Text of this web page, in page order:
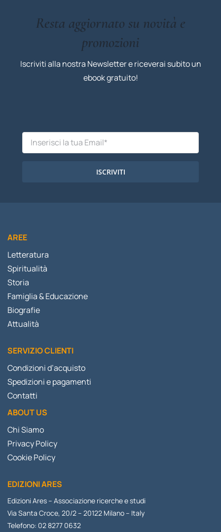
Resta aggiornato su novità e
promozioni
Iscriviti alla nostra Newsletter e riceverai subito un
ebook gratuito!
ISCRIVITI
AREE
Letteratura
Spiritualità
Storia
Famiglia & Educazione
Biografie
Attualità
SERVIZIO CLIENTI
Condizioni d’acquisto
Spedizioni e pagamenti
Contatti
ABOUT US
Chi Siamo
Privacy Policy
Cookie Policy
EDIZIONI ARES
Edizioni Ares – Associazione ricerche e studi
Via Santa Croce, 20/2 – 20122 Milano – Italy
Telefono: 02 8277 0632